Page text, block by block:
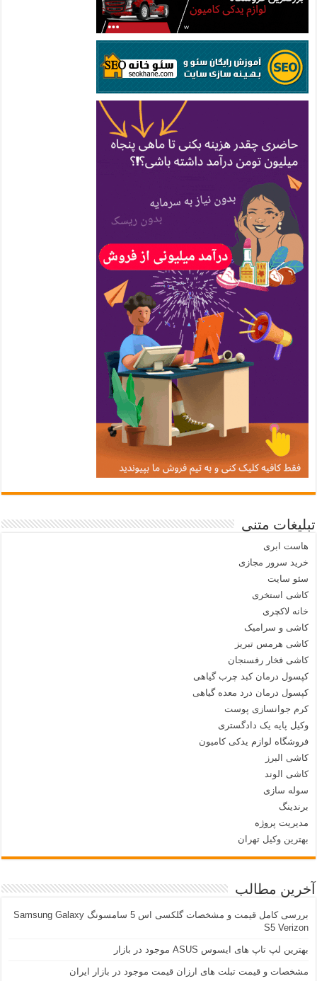
تبلیغات متنی
هاست ابری
خرید سرور مجازی
سئو سایت
کاشی استخری
خانه لاکچری
کاشی و سرامیک
کاشی هرمس تبریز
کاشی فخار رفسنجان
کپسول درمان کبد چرب گیاهی
کپسول درمان درد معده گیاهی
کرم جوانسازی پوست
وکیل پایه یک دادگستری
فروشگاه لوازم یدکی کامیون
کاشی البرز
کاشی الوند
سوله سازی
برندینگ
مدیریت پروژه
بهترین وکیل تهران
آخرین مطالب
بررسی کامل قیمت و مشخصات گلکسی اس 5 سامسونگ Samsung Galaxy
S5 Verizon
بهترین لپ تاپ های ایسوس ASUS موجود در بازار
مشخصات و قیمت تبلت های ارزان قیمت موجود در بازار ایران